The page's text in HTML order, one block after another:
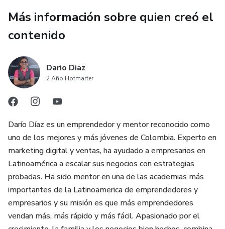
Más información sobre quien creó el
contenido
Dario Diaz
2 Año Hotmarter
Darío Díaz es un emprendedor y mentor reconocido como
uno de los mejores y más jóvenes de Colombia. Experto en
marketing digital y ventas, ha ayudado a empresarios en
Latinoamérica a escalar sus negocios con estrategias
probadas. Ha sido mentor en una de las academias más
importantes de la Latinoamerica de emprendedores y
empresarios y su misión es que más emprendedores
vendan más, más rápido y más fácil. Apasionado por el